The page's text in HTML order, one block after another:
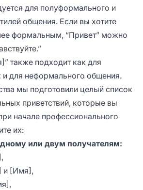
для полуформального и
общения. Если вы хотите
формальным, “Привет” можно
также подходит как для
и для неформального общения.
мы подготовили целый список
приветствий, которые вы
начале профессионального
их:
или двум получателям:
и [Имя],